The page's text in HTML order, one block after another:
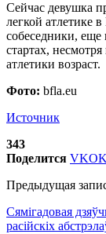
Сейчас девушка
легкой атлетике
собеседники, еще
стартах,
атлетики возраст.
Фото: bfla.eu
Источник
343
Поделится VK
Предыдущая
Сямігадовая
расійскіх